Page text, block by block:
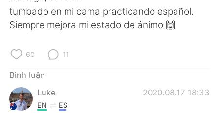
繁體中文
العربية
tumbado en mi cama practicando español.
Siempre mejora mi estado de ánimo 🙌
60 11
Bình luận
Luke
2020.08.17 18:33
EN ES